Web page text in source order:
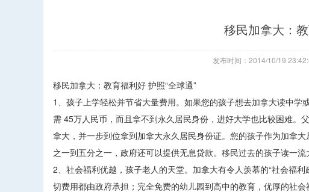
移民加拿大：
发布时间：2014/10/19
移民加拿大：教育福利好 护照“全球通”
1、孩子上学轻松并节省大量费用。如果您的孩子想去加拿大读中
需 45万人民币，而且拿不到永久居民身份，进好大学也比较困难
拿大，并一步到位拿到加拿大永久居民身份证。您的孩子作为加拿
之一到五分之一，政府还可以提供无息贷款。移民过去的孩子读一流
2、社会福利优越，孩子老人的天堂。加拿大有令人羡慕的“社会福
切费用都由政府承担；完全免费的幼儿园到高中的教育，优厚的社